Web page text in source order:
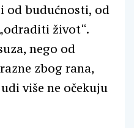
od budućnosti, od
život“.
nego od
zbog rana,
više ne očekuju